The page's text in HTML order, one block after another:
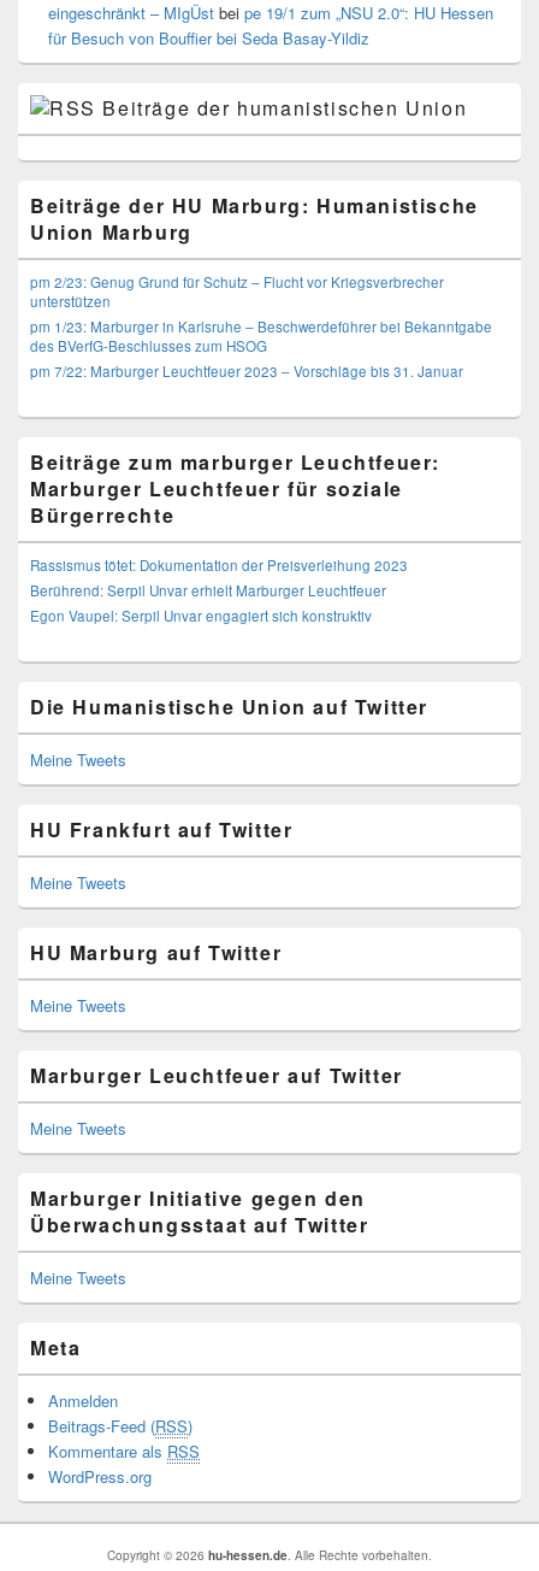
eingeschränkt – MIgÜst bei pe 19/1 zum „NSU 2.0“: HU Hessen
für Besuch von Bouffier bei Seda Basay-Yildiz
Beiträge der humanistischen Union
Beiträge der HU Marburg: Humanistische
Union Marburg
pm 2/23: Genug Grund für Schutz – Flucht vor Kriegsverbrecher
unterstützen
pm 1/23: Marburger in Karlsruhe – Beschwerdeführer bei Bekanntgabe
des BVerfG-Beschlusses zum HSOG
pm 7/22: Marburger Leuchtfeuer 2023 – Vorschläge bis 31. Januar
Beiträge zum marburger Leuchtfeuer:
Marburger Leuchtfeuer für soziale
Bürgerrechte
Rassismus tötet: Dokumentation der Preisverleihung 2023
Berührend: Serpil Unvar erhielt Marburger Leuchtfeuer
Egon Vaupel: Serpil Unvar engagiert sich konstruktiv
Die Humanistische Union auf Twitter
Meine Tweets
HU Frankfurt auf Twitter
Meine Tweets
HU Marburg auf Twitter
Meine Tweets
Marburger Leuchtfeuer auf Twitter
Meine Tweets
Marburger Initiative gegen den
Überwachungsstaat auf Twitter
Meine Tweets
Meta
Anmelden
Beitrags-Feed (RSS)
Kommentare als RSS
WordPress.org
Copyright © 2026 hu-hessen.de. Alle Rechte vorbehalten.